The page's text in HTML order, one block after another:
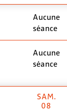
Aucune
séance
Aucune
séance
SAM.
08